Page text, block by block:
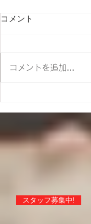
朝ツーリング❣
コメント
コメントを追加…
スタッフ募集中!